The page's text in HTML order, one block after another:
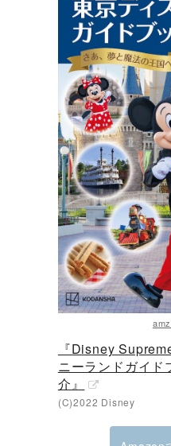
『Disney
ニーランドガイ
介』
(C)2022 Disney